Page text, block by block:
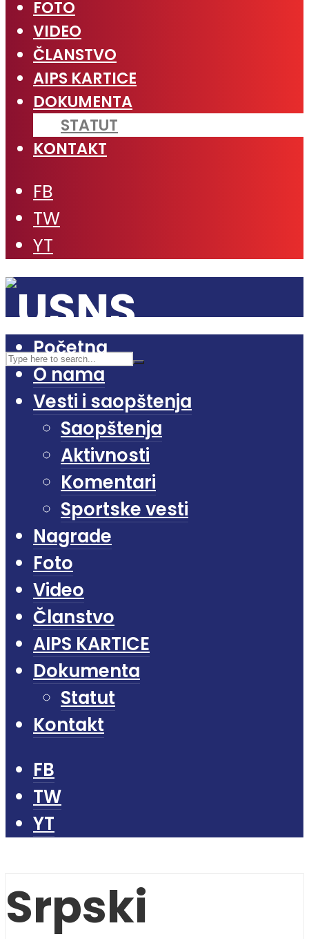
FOTO
VIDEO
ČLANSTVO
AIPS KARTICE
DOKUMENTA
STATUT
KONTAKT
FB
TW
YT
Početna
O nama
Vesti i saopštenja
Saopštenja
Aktivnosti
Komentari
Sportske vesti
Nagrade
Foto
Video
Članstvo
AIPS KARTICE
Dokumenta
Statut
Kontakt
FB
TW
YT
Srpski